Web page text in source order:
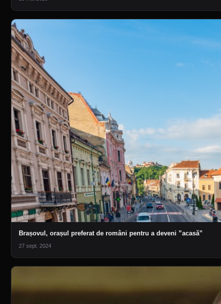
Brașovul, orașul preferat de români pentru a deveni ”acasă”
27 sept. 2024